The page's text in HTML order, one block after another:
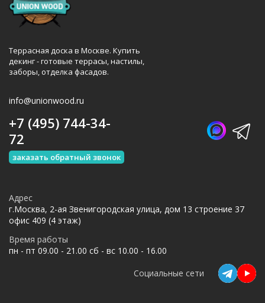
Террасная доска в Москве. Купить
декинг - готовые террасы, настилы,
заборы, отделка фасадов.
info@unionwood.ru
+7 (495) 744-34-
72
заказать обратный звонок
Адрес
г.Москва, 2-ая Звенигородская улица, дом 13 строение 37
офис 409 (4 этаж)
Время работы
пн - пт 09.00 - 21.00 сб - вс 10.00 - 16.00
Социальные сети